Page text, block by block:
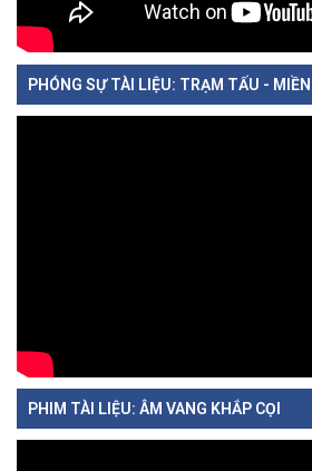
PHÓNG SỰ TÀI LIỆU: TRẠM TẤU -
PHIM TÀI LIỆU: ÂM VANG KHẮP CỌI